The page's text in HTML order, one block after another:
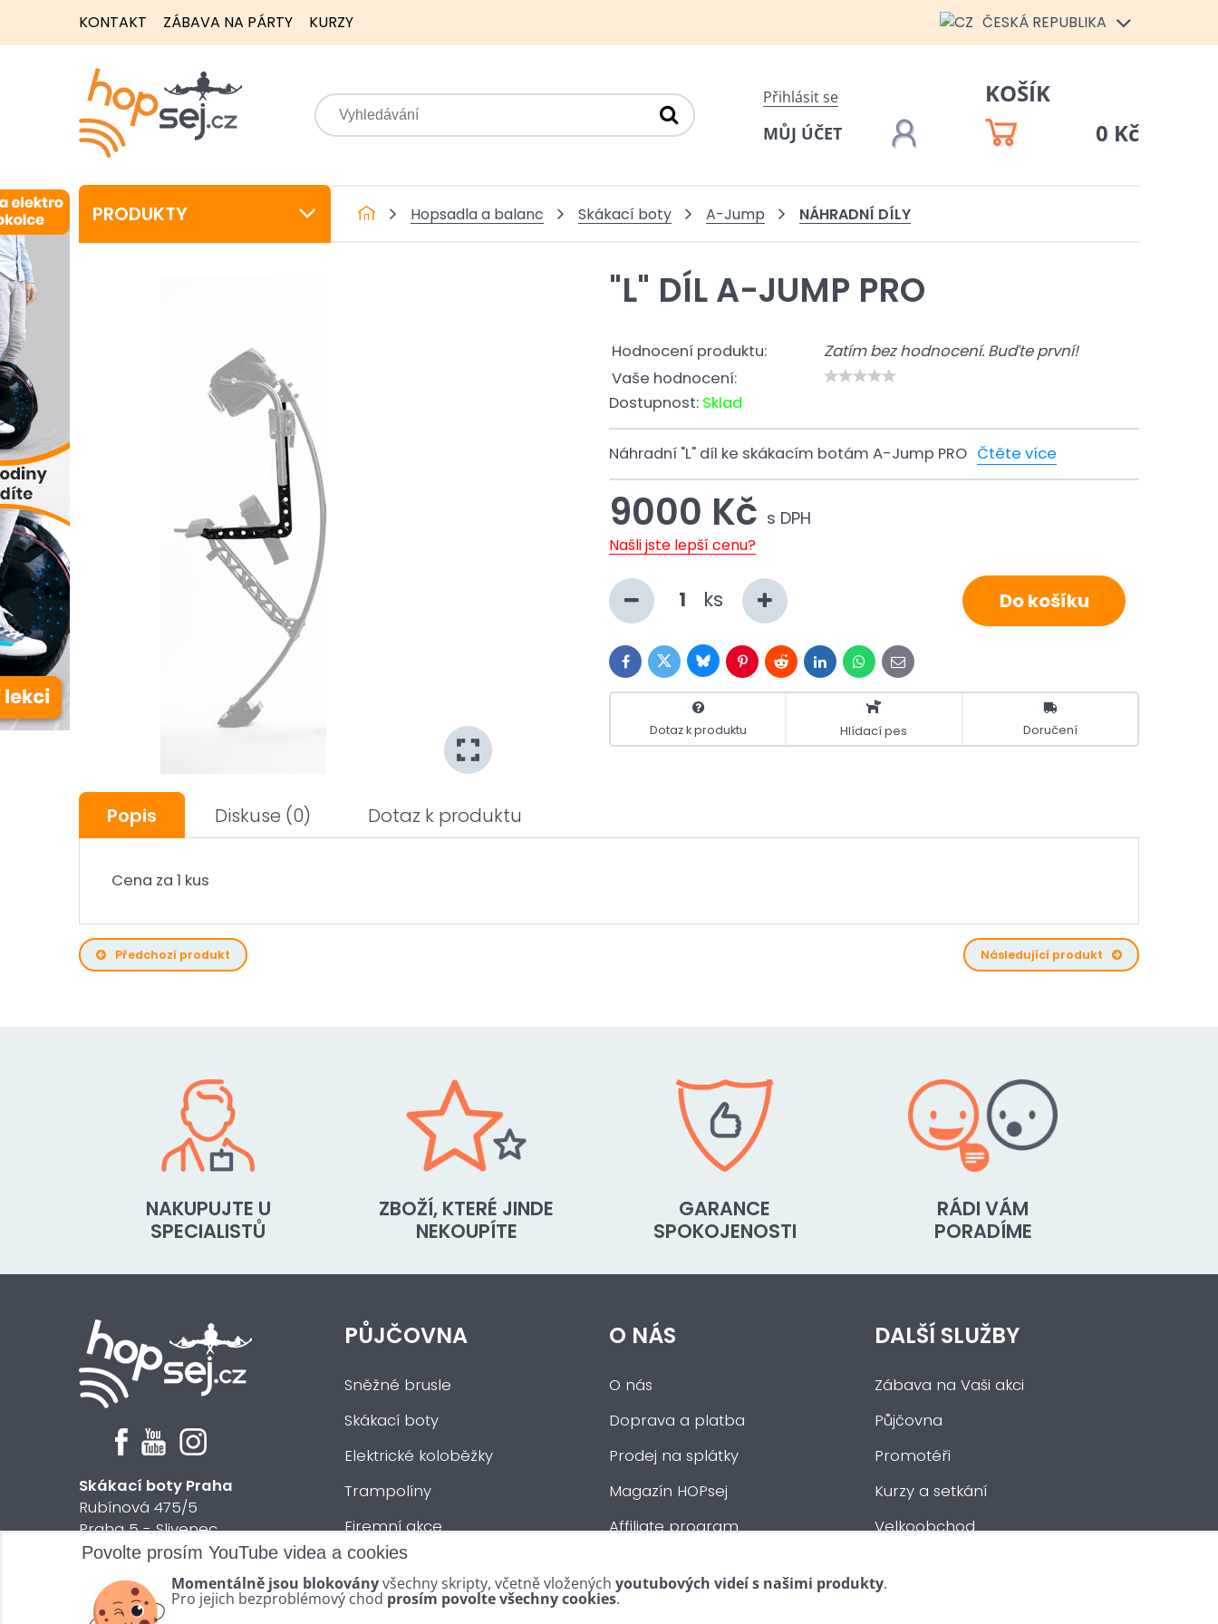
KONTAKT ZÁBAVA NA PÁRTY KURZY ČESKÁ REPUBLIKA
Přihlásit se
MŮJ ÚČET
KOŠÍK
0 Kč
PRODUKTY Hopsadla a balanc Skákací boty A-Jump NÁHRADNÍ DÍLY
"L" DÍL A-JUMP PRO
Hodnocení produktu:
Zatím bez hodnocení. Buďte první!
Vaše hodnocení:
Dostupnost: Sklad
Náhradní "L" díl ke skákacím botám A-Jump PRO Čtěte více
9000 Kč s DPH
Našli jste lepší cenu?
ks Do košíku
FacebookTwitterBlueskyPinterestRedditLinkedInWhatsApp
E-
mail
Dotaz k produktu Hlídací pes Doručení
Popis Diskuse (0) Dotaz k produktu
Cena za 1 kus
Předchozí produkt Následující produkt
NAKUPUJTE U
SPECIALISTŮ
ZBOŽÍ, KTERÉ JINDE
NEKOUPÍTE
GARANCE
SPOKOJENOSTI
RÁDI VÁM
PORADÍME
Skákací boty Praha
Rubínová 475/5
Praha 5 - Slivenec
© 2024 HOPsej.cz
PŮJČOVNA
Sněžné brusle
Skákací boty
Elektrické koloběžky
Trampolíny
Firemní akce
Půjčení auta
Vše ostatní :-)
O NÁS
O nás
Doprava a platba
Prodej na splátky
Magazín HOPsej
Affiliate program
Kontakty
DALŠÍ SLUŽBY
Zábava na Vaši akci
Půjčovna
Promotéři
Kurzy a setkání
Velkoobchod
Povolte prosím YouTube videa a cookies
Momentálně jsou blokoványvšechny skripty, včetně vložených youtubových videí s našimi produkty.
Pro jejich bezproblémový chod prosím povolte všechny cookies.